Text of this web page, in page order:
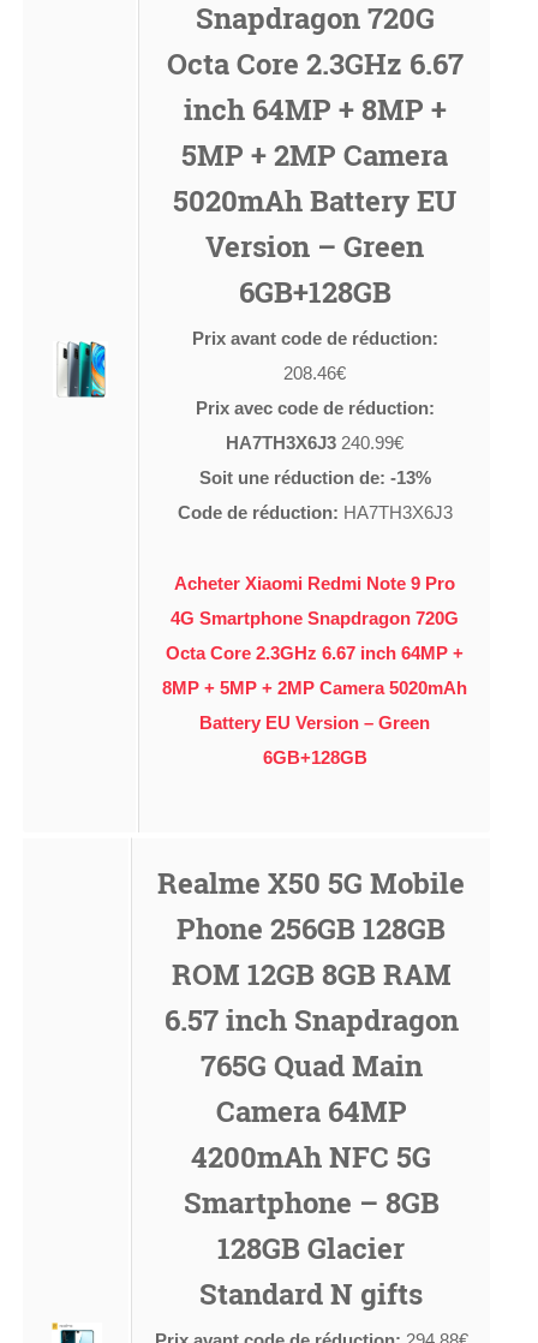
Snapdragon 720G
Octa Core 2.3GHz 6.67
inch 64MP + 8MP +
5MP + 2MP Camera
5020mAh Battery EU
Version – Green
6GB+128GB
Prix avant code de réduction:
208.46€
Prix avec code de réduction:
HA7TH3X6J3 240.99€
Soit une réduction de: -13%
Code de réduction: HA7TH3X6J3
Acheter Xiaomi Redmi Note 9 Pro
4G Smartphone Snapdragon 720G
Octa Core 2.3GHz 6.67 inch 64MP +
8MP + 5MP + 2MP Camera 5020mAh
Battery EU Version – Green
6GB+128GB
Realme X50 5G Mobile
Phone 256GB 128GB
ROM 12GB 8GB RAM
6.57 inch Snapdragon
765G Quad Main
Camera 64MP
4200mAh NFC 5G
Smartphone – 8GB
128GB Glacier
Standard N gifts